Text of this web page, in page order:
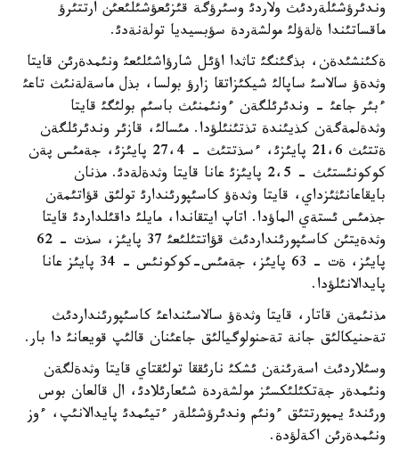
وندئرؤشئلةردئث ولاردئ وسئرؤگة قئزئعؤشئلئعئن ارتتئرؤ
ماقساتئندا ةلةؤلئ مولشةردة سؤبسيديا تولةنةدئ.
ةكئنشئدةن، بذگئنگئ تاثدا اؤئل شارؤاشئلئعئ ونئمدةرئن قايتا
وثدةؤ سالاسئ ساپالئ شيكئزاتقا زارؤ بولسا، بذل ماسةلةنئث تاعئ
ءبئر جاعئ - وندئرئلگةن ءونئمنئث باسئم بولئگئ قايتا
وثدةلمةگةن كذيئندة تذتئنئلؤدا. مئسالئ، قازئر وندئرئلگةن
ةتتئث 21،6 پايئزئ، ءسذتتئث - 27،4 پايئزئ، جةمئس پةن
كوكونئستئث - 2،5 پايئزئ عانا قايتا وثدةلةدئ. مذنان
بايقاعانئثئزداي، قايتا وثدةؤ كاسئپورئندارئ تولئق قؤاتئمةن
جذمئس ئستةي الماؤدا. اتاپ ايتقاندا، مايلئ داقئلداردئ قايتا
وثدةيتئن كاسئپورئنداردئث قؤاتتئلئعئ 37 پايئز، سذت - 62
پايئز، ةت - 63 پايئز، جةمئس-كوكونئس - 34 پايئز عانا
پايدالانئلؤدا.
مذنئمةن قاتار، قايتا وثدةؤ سالاسئنداعئ كاسئپورئنداردئث
تةحنيكالئق جانة تةحنولوگيالئق جاعئنان قالئپ قويعانئ دا بار.
وسئلاردئث اسةرئنةن ئشكئ نارئققا تولئقتاي قايتا وثدةلگةن
ونئمدةر جةتكئلئكسئز مولشةردة شئعارئلادئ، ال قالعان بوس
ورئندئ يمپورتتئق ءونئم وندئرؤشئلةر ءتيئمدئ پايدالانئپ، ءوز
ونئمدةرئن اكةلؤدة.